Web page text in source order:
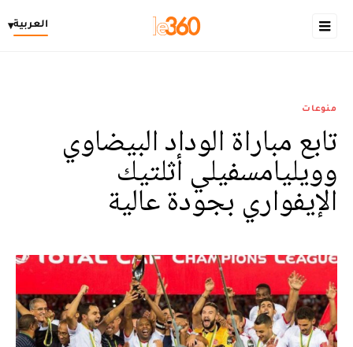
العربية▾
منوعات
تابع مباراة الوداد البيضاوي
وويليامسفيلي أثلتيك
الإيفواري بجودة عالية